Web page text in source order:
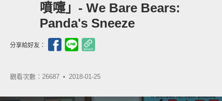
噴嚏」- We Bare Bears:
Panda's Sneeze
分享給好友：
觀看次數：26687 • 2018-01-25